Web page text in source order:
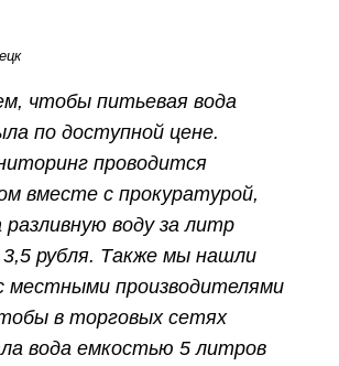
чтобы питьевая вода
по доступной цене.
проводится
вместе с прокуратурой,
воду за литр
рубля. Также мы нашли
местными производителями
в торговых сетях
вода емкостью 5 литров